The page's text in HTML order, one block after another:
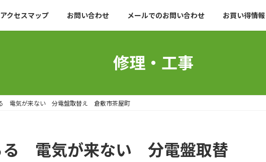
アクセスマップ お問い合わせ メールでのお問い合わせ お買い得情報
修理・工事
電気が来ない 分電盤取替え 倉敷市茶屋町
る 電気が来ない 分電盤取替